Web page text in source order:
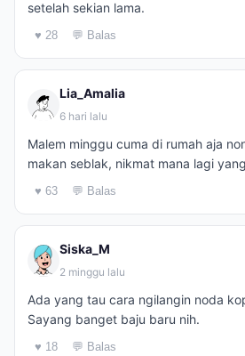
setelah sekian lama.
♥ 28 💬 Balas
Lia_Amalia
6 hari lalu
Malem minggu cuma di rumah aja
makan seblak, nikmat mana lagi
♥ 63 💬 Balas
Siska_M
2 minggu lalu
Ada yang tau cara ngilangin noda
Sayang banget baju baru nih.
♥ 18 💬 Balas